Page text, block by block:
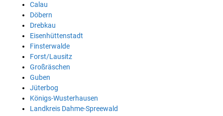
Calau
Döbern
Drebkau
Eisenhüttenstadt
Finsterwalde
Forst/Lausitz
Großräschen
Guben
Jüterbog
Königs-Wusterhausen
Landkreis Dahme-Spreewald